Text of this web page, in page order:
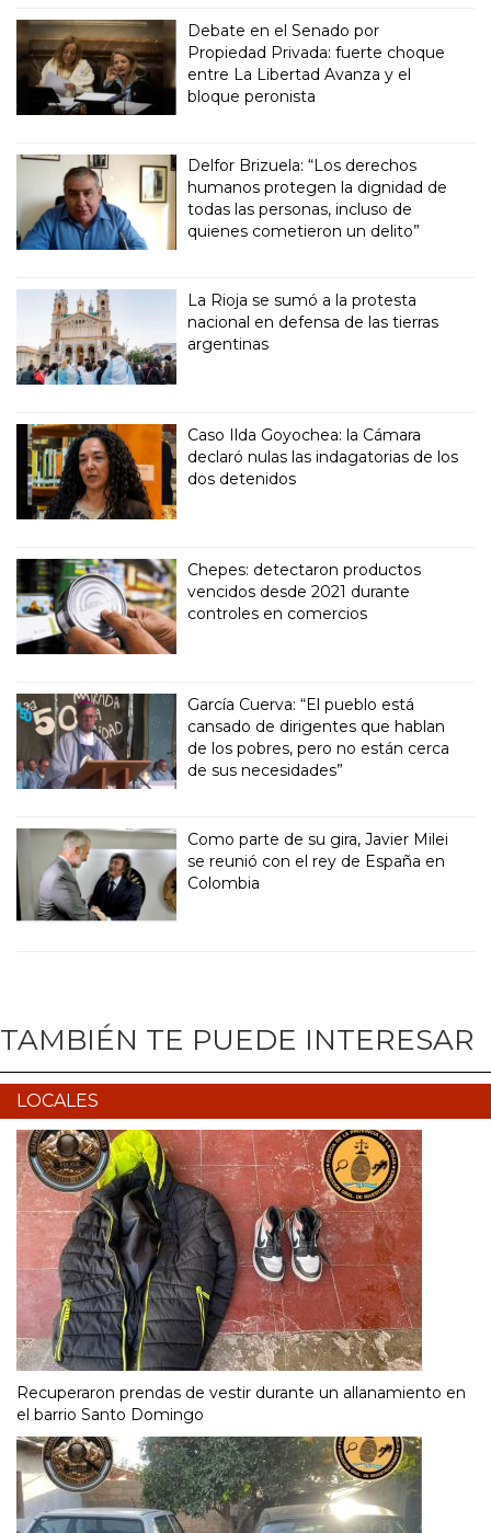
Debate en el Senado por
Propiedad Privada: fuerte choque
entre La Libertad Avanza y el
bloque peronista
Delfor Brizuela: “Los derechos
humanos protegen la dignidad de
todas las personas, incluso de
quienes cometieron un delito”
La Rioja se sumó a la protesta
nacional en defensa de las tierras
argentinas
Caso Ilda Goyochea: la Cámara
declaró nulas las indagatorias de los
dos detenidos
Chepes: detectaron productos
vencidos desde 2021 durante
controles en comercios
García Cuerva: “El pueblo está
cansado de dirigentes que hablan
de los pobres, pero no están cerca
de sus necesidades”
Como parte de su gira, Javier Milei
se reunió con el rey de España en
Colombia
TAMBIÉN TE PUEDE INTERESAR
LOCALES
Recuperaron prendas de vestir durante un allanamiento en
el barrio Santo Domingo